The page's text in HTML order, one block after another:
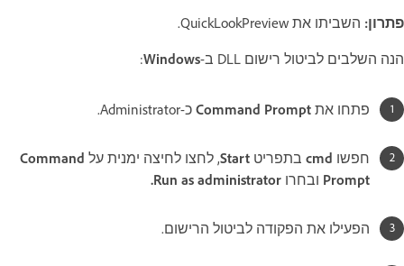
פתרון: השביתו את QuickLookPreview.
הנה השלבים לביטול רישום DLL ב- Windows
:
פתחו את Command Prompt כ-Administrator.
חפשו cmd בתפריט Start, לחצו לחיצה ימנית על Command
Prompt ובחרו Run as administrator.
הפעילו את הפקודה לביטול הרישום.